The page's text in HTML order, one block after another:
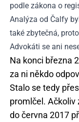
podle zákona o
Analýza od Čalfy
také zbytečná,
Advokáti se ani
Na konci března
za ni někdo
Stalo se tedy
promlčel. Ačkoliv
do června 2017